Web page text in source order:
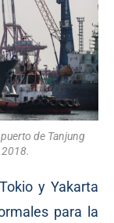
de Tanjung
y Yakarta
para la